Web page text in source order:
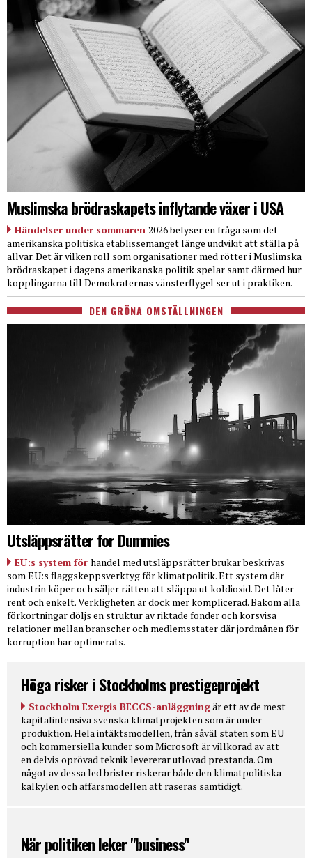
Muslimska brödraskapets inflytande växer i USA
Händelser under sommaren 2026 belyser en fråga som det
amerikanska politiska etablissemanget länge undvikit att ställa på
allvar. Det är vilken roll som organisationer med rötter i Muslimska
brödraskapet i dagens amerikanska politik spelar samt därmed hur
kopplingarna till Demokraternas vänsterflygel ser ut i praktiken.
DEN GRÖNA OMSTÄLLNINGEN
Utsläppsrätter for Dummies
EU:s system för handel med utsläppsrätter brukar beskrivas
som EU:s flaggskeppsverktyg för klimatpolitik. Ett system där
industrin köper och säljer rätten att släppa ut koldioxid. Det låter
rent och enkelt. Verkligheten är dock mer komplicerad. Bakom alla
förkortningar döljs en struktur av riktade fonder och korsvisa
relationer mellan branscher och medlemsstater där jordmånen för
korruption har optimerats.
Höga risker i Stockholms prestigeprojekt
Stockholm Exergis BECCS-anläggningär ett av de mest
kapitalintensiva svenska klimatprojekten som är under
produktion. Hela intäktsmodellen, från såväl staten som EU
och kommersiella kunder som Microsoft är villkorad av att
en delvis oprövad teknik levererar utlovad prestanda. Om
något av dessa led brister riskerar både den klimatpolitiska
kalkylen och affärsmodellen att raseras samtidigt.
När politiken leker "business"